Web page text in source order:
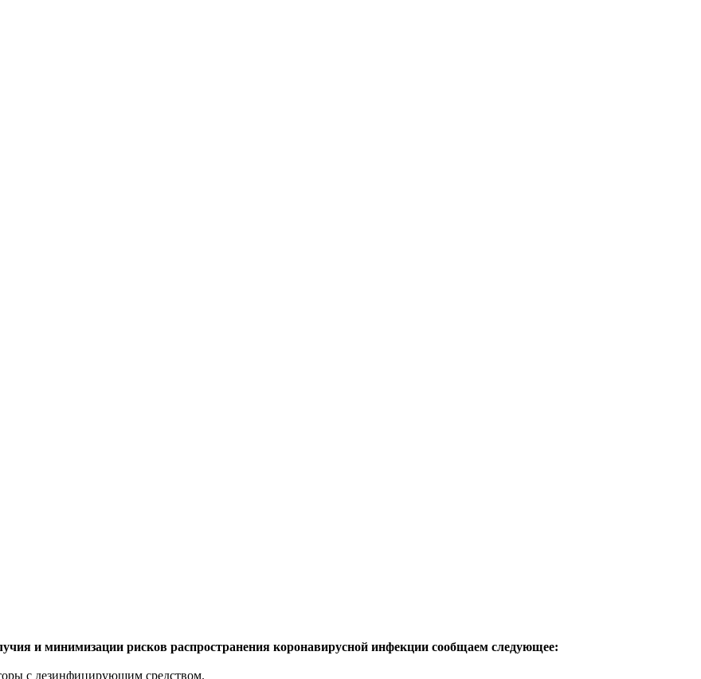
и минимизации рисков распространения коронавирусной инфекции сообщаем следующее:
с дезинфицирующим средством.